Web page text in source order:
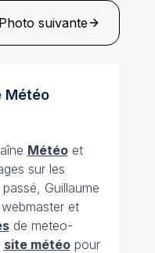
Photo suivante
Météo
Météoet
sur les
Guillaume
et
de meteo-
site météopour